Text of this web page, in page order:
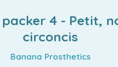
4 - Petit,
circoncis
Banana Prosthetics